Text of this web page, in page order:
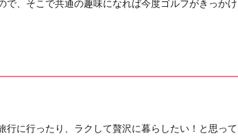
で、そこで共通の趣味になれば今度ゴルフがきっかけ
に行ったり、ラクして贅沢に暮らしたい！と思って